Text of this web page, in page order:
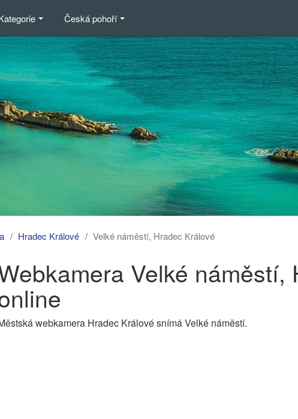
Česká pohoří
Hradec Králové Velké náměstí, Hradec Králové
Velké náměstí,
webkamera Hradec Králové snímá Velké náměstí.